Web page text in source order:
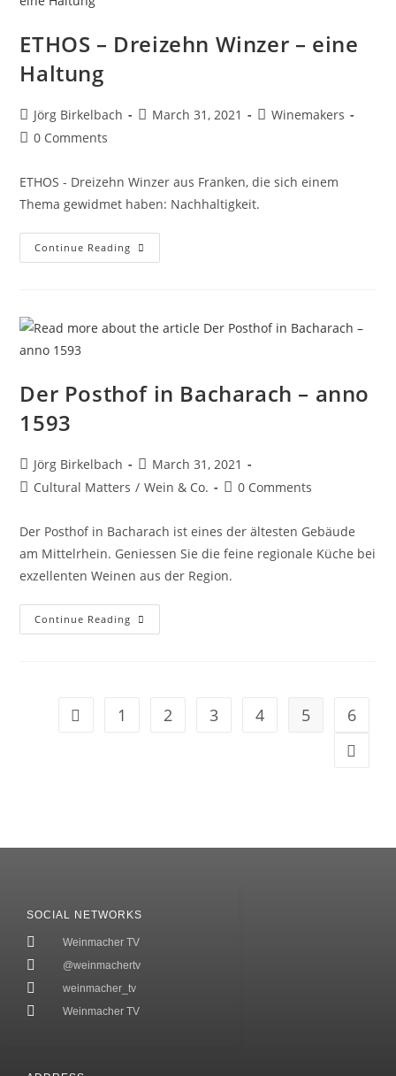
ETHOS – Dreizehn Winzer – eine
Haltung
Jörg Birkelbach March 31, 2021
Winemakers
0 Comments
ETHOS - Dreizehn Winzer aus Franken, die sich einem
Thema gewidmet haben: Nachhaltigkeit.
Continue Reading
Der Posthof in Bacharach – anno
1593
Jörg Birkelbach
March 31, 2021
Cultural Matters / Wein & Co. 0 Comments
Der Posthof in Bacharach ist eines der ältesten Gebäude
am Mittelrhein. Geniessen Sie die feine regionale Küche bei
exzellenten Weinen aus der Region.
Continue Reading
1 2 3 4 5 6
SOCIAL NETWORKS
Weinmacher TV
@weinmachertv
weinmacher_tv
Weinmacher TV